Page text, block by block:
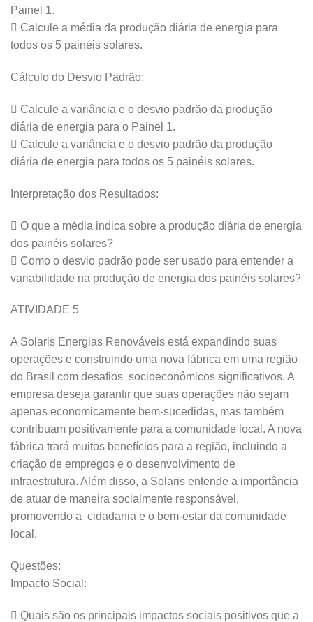
Painel 1.
 Calcule a média da produção diária de energia para
todos os 5 painéis solares.
Cálculo do Desvio Padrão:
 Calcule a variância e o desvio padrão da produção
diária de energia para o Painel 1.
 Calcule a variância e o desvio padrão da produção
diária de energia para todos os 5 painéis solares.
Interpretação dos Resultados:
 O que a média indica sobre a produção diária de energia
dos painéis solares?
 Como o desvio padrão pode ser usado para entender a
variabilidade na produção de energia dos painéis solares?
ATIVIDADE 5
A Solaris Energias Renováveis está expandindo suas
operações e construindo uma nova fábrica em uma região
do Brasil com desafios socioeconômicos significativos. A
empresa deseja garantir que suas operações não sejam
apenas economicamente bem-sucedidas, mas também
contribuam positivamente para a comunidade local. A nova
fábrica trará muitos benefícios para a região, incluindo a
criação de empregos e o desenvolvimento de
infraestrutura. Além disso, a Solaris entende a importância
de atuar de maneira socialmente responsável,
promovendo a cidadania e o bem-estar da comunidade
local.
Questões:
Impacto Social:
 Quais são os principais impactos sociais positivos que a